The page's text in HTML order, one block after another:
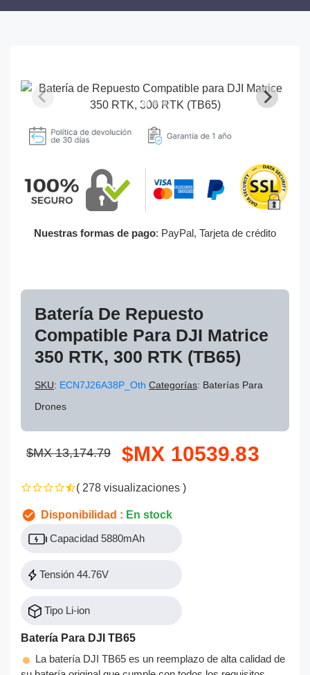
Nuestras formas de pago: PayPal, Tarjeta de crédito
Batería De Repuesto
Compatible Para DJI Matrice
350 RTK, 300 RTK (TB65)
SKU: ECN7J26A38P_Oth Categorías: Baterías Para
Drones
$MX 13,174.79 $MX 10539.83
( 278 visualizaciones )
Disponibilidad : En stock
Capacidad 5880mAh
Tensión 44.76V
Tipo Li-ion
Batería Para DJI TB65
La batería DJI TB65 es un reemplazo de alta calidad de